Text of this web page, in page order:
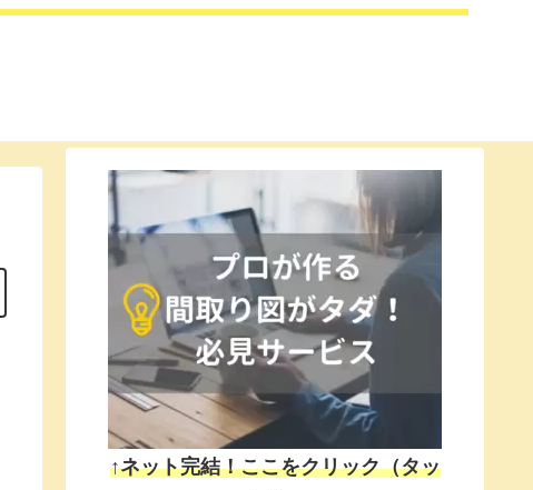
↑ネット完結！ここをクリック（タッ